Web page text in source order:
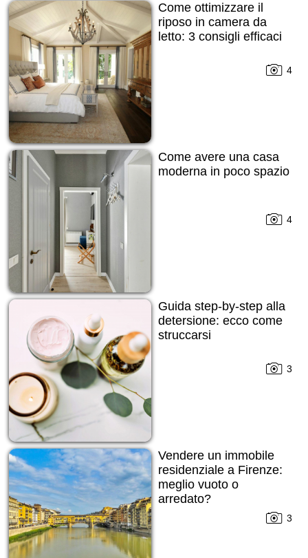
Come ottimizzare il
riposo in camera da
letto: 3 consigli efficaci
4
Come avere una casa
moderna in poco spazio
4
Guida step-by-step alla
detersione: ecco come
struccarsi
3
Vendere un immobile
residenziale a Firenze:
meglio vuoto o
arredato?
3